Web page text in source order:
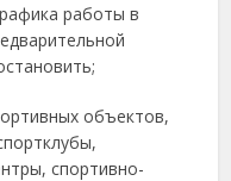
работы в
объектов,
спортивно-